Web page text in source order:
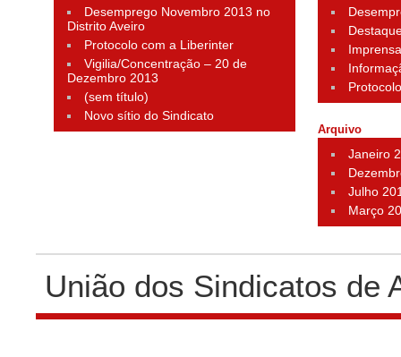
Desemprego Novembro 2013 no
Distrito Aveiro
Protocolo com a Liberinter
Vigilia/Concentração – 20 de
Dezembro 2013
(sem título)
Novo sítio do Sindicato
Arquivo
Janeiro
Julho
Março
União dos Sindicatos de